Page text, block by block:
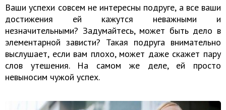
Ваши успехи совсем не интересны подруге, а все ваши
достижения ей кажутся неважными и
незначительными? Задумайтесь, может быть дело в
элементарной зависти? Такая подруга внимательно
выслушает, если вам плохо, может даже скажет пару
слов утешения. На самом же деле, ей просто
невыносим чужой успех.